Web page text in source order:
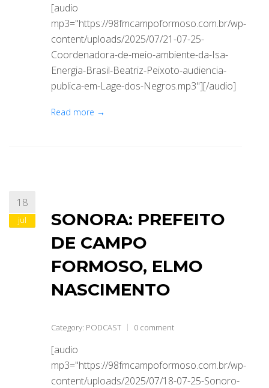
[audio
mp3="https://98fmcampoformoso.com.br/wp-
content/uploads/2025/07/21-07-25-
Coordenadora-de-meio-ambiente-da-Isa-
Energia-Brasil-Beatriz-Peixoto-audiencia-
publica-em-Lage-dos-Negros.mp3"][/audio]
Read more →
18
jul
SONORA: PREFEITO
DE CAMPO
FORMOSO, ELMO
NASCIMENTO
Category: PODCAST 0 comment
[audio
mp3="https://98fmcampoformoso.com.br/wp-
content/uploads/2025/07/18-07-25-Sonoro-